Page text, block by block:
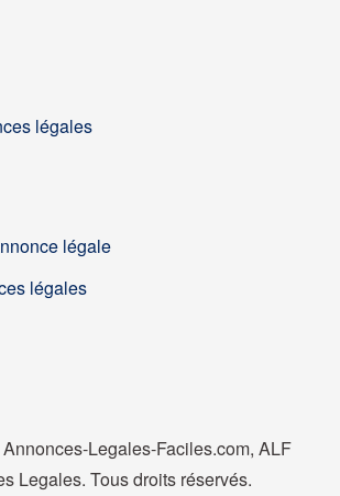
légales
légale
légales
Legales-Faciles.com, ALF
Legales. Tous droits réservés.